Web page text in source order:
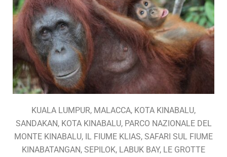
KUALA LUMPUR, MALACCA, KOTA KINABALU,
SANDAKAN, KOTA KINABALU, PARCO NAZIONALE DEL
MONTE KINABALU, IL FIUME KLIAS, SAFARI SUL FIUME
KINABATANGAN, SEPILOK, LABUK BAY, LE GROTTE